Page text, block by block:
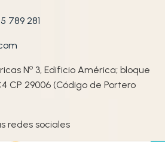
789 281
No 3, Edificio América; bloque
CP 29006 (Código de Portero
redes sociales